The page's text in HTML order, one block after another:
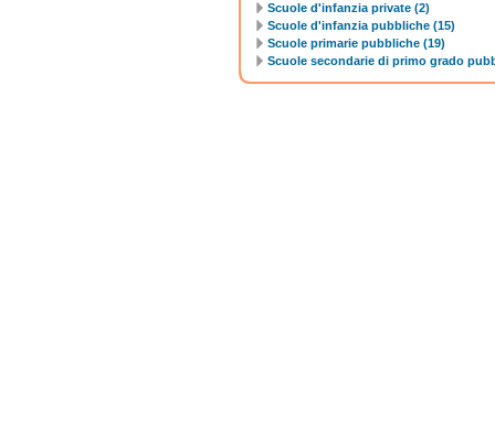
Scuole d'infanzia private (2)
Scuole d'infanzia pubbliche (15)
Scuole primarie pubbliche (19)
Scuole secondarie di primo grado